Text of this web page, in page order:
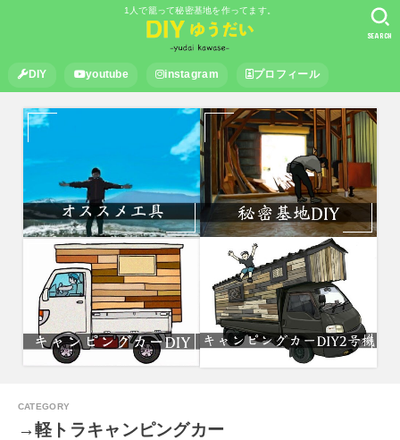
1人で籠って秘密基地を作ってます。
DIY youtube instagram プロフィール
SEARCH
→軽トラキャンピングカー